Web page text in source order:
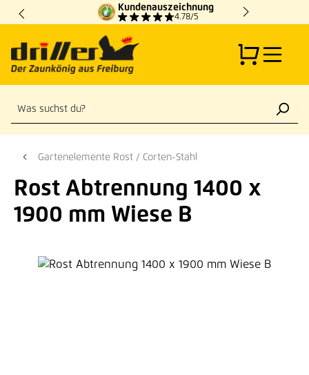
Zum Hauptinhalt springen
Kundenauszeichnung
4.78/5
Gartenelemente Rost / Corten-Stahl
Rost Abtrennung 1400 x
1900 mm Wiese B
Bildergalerie überspringen